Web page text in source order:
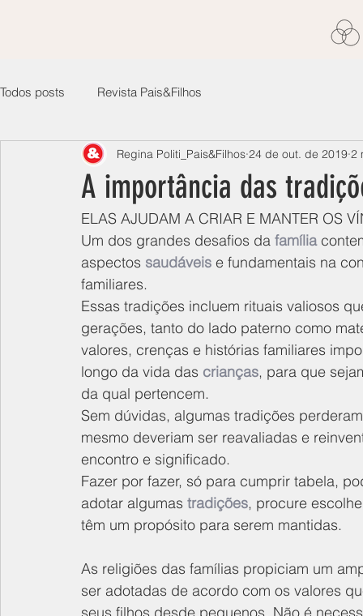
Todos posts Revista Pais&Filhos
A importância das
Regina Politi_Pais&Filhos 24 de out. de 2019 2
ELAS AJUDAM A CRIAR E MANTER OS
Um dos grandes desafios da família
aspectos saudáveis e fundamentais na
familiares.
Essas tradições incluem rituais valiosos
gerações, tanto do lado paterno como
valores, crenças e histórias familiares
longo da vida das crianças, para que
da qual pertencem.
Sem dúvidas, algumas tradições
mesmo deveriam ser reavaliadas e
encontro e significado.
Fazer por fazer, só para cumprir tabela,
adotar algumas tradições, procure
têm um propósito para serem mantidas.
As religiões das famílias propiciam um
ser adotadas de acordo com os valores